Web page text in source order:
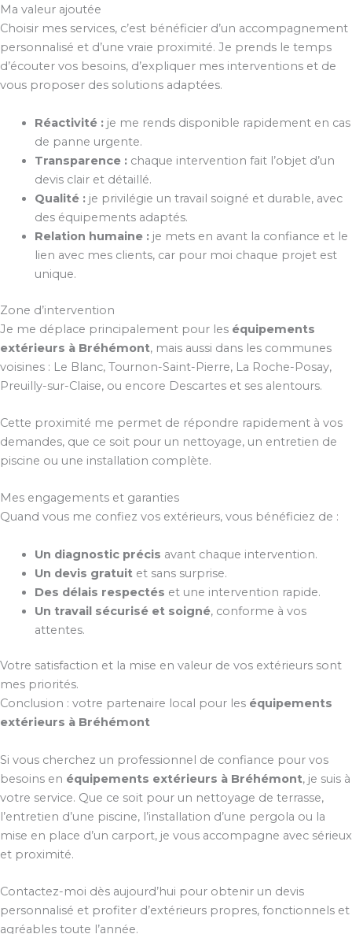
Ma valeur ajoutée
Choisir mes services, c’est bénéficier d’un accompagnement
personnalisé et d’une vraie proximité. Je prends le temps
d’écouter vos besoins, d’expliquer mes interventions et de
vous proposer des solutions adaptées.
Réactivité :je me rends disponible rapidement en cas
de panne urgente.
Transparence :chaque intervention fait l’objet d’un
devis clair et détaillé.
Qualité :je privilégie un travail soigné et durable, avec
des équipements adaptés.
Relation humaine :je mets en avant la confiance et le
lien avec mes clients, car pour moi chaque projet est
unique.
Zone d’intervention
Je me déplace principalement pour les équipements
extérieurs à Bréhémont, mais aussi dans les communes
voisines : Le Blanc, Tournon-Saint-Pierre, La Roche-Posay,
Preuilly-sur-Claise, ou encore Descartes et ses alentours.
Cette proximité me permet de répondre rapidement à vos
demandes, que ce soit pour un nettoyage, un entretien de
piscine ou une installation complète.
Mes engagements et garanties
Quand vous me confiez vos extérieurs, vous bénéficiez de :
Un diagnostic précis avant chaque intervention.
Un devis gratuitet sans surprise.
Des délais respectés et une intervention rapide.
Un travail sécurisé et soigné, conforme à vos
attentes.
Votre satisfaction et la mise en valeur de vos extérieurs sont
mes priorités.
Conclusion : votre partenaire local pour les équipements
extérieurs à Bréhémont
Si vous cherchez un professionnel de confiance pour vos
besoins en équipements extérieurs à Bréhémont, je suis à
votre service. Que ce soit pour un nettoyage de terrasse,
l’entretien d’une piscine, l’installation d’une pergola ou la
mise en place d’un carport, je vous accompagne avec sérieux
et proximité.
Contactez-moi dès aujourd’hui pour obtenir un devis
personnalisé et profiter d’extérieurs propres, fonctionnels et
agréables toute l’année.